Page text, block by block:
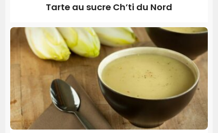
Tarte au sucre Ch’ti du Nord